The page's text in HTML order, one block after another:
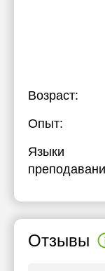
Возраст:
Опыт:
Языки
Отзывы